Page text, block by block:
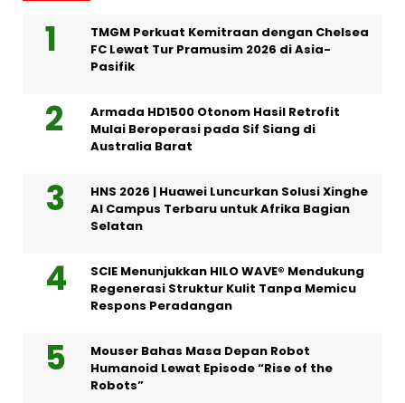
TMGM Perkuat Kemitraan dengan Chelsea
FC Lewat Tur Pramusim 2026 di Asia-
Pasifik
Armada HD1500 Otonom Hasil Retrofit
Mulai Beroperasi pada Sif Siang di
Australia Barat
HNS 2026 | Huawei Luncurkan Solusi Xinghe
AI Campus Terbaru untuk Afrika Bagian
Selatan
SCIE Menunjukkan HILO WAVE® Mendukung
Regenerasi Struktur Kulit Tanpa Memicu
Respons Peradangan
Mouser Bahas Masa Depan Robot
Humanoid Lewat Episode “Rise of the
Robots”